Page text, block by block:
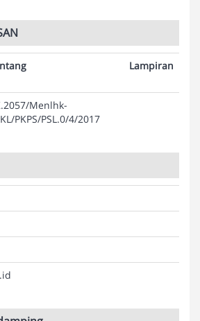
Lampiran
Menlhk-
PKPS/PSL.0/4/2017